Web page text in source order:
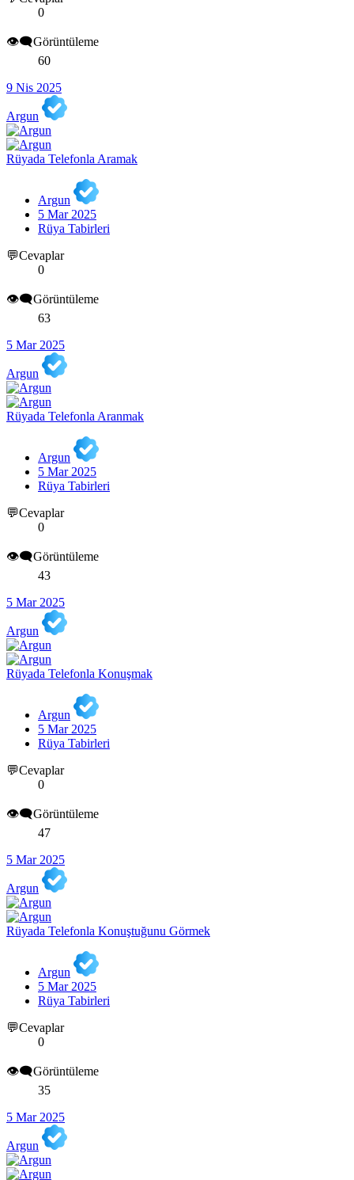
0
👁️‍🗨️Görüntüleme
60
9 Nis 2025
Argun
Rüyada Telefonla Aramak
Argun
5 Mar 2025
Rüya Tabirleri
💬Cevaplar
0
👁️‍🗨️Görüntüleme
63
5 Mar 2025
Argun
Rüyada Telefonla Aranmak
Argun
5 Mar 2025
Rüya Tabirleri
💬Cevaplar
0
👁️‍🗨️Görüntüleme
43
5 Mar 2025
Argun
Rüyada Telefonla Konuşmak
Argun
5 Mar 2025
Rüya Tabirleri
💬Cevaplar
0
👁️‍🗨️Görüntüleme
47
5 Mar 2025
Argun
Rüyada Telefonla Konuştuğunu Görmek
Argun
5 Mar 2025
Rüya Tabirleri
💬Cevaplar
0
👁️‍🗨️Görüntüleme
35
5 Mar 2025
Argun